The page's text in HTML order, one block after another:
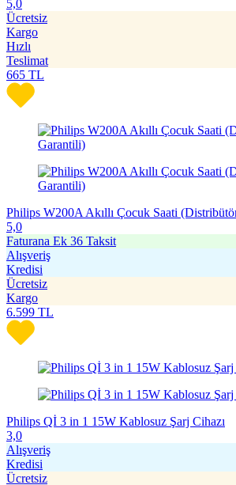
5,0
Ücretsiz
Kargo
Hızlı
Teslimat
665 TL
Philips W200A Akıllı Çocuk Saati
5,0
Faturana Ek 36 Taksit
Alışveriş
Kredisi
Ücretsiz
Kargo
6.599 TL
Philips Qİ 3 in 1 15W Kablosuz Şarj Cihazı
3,0
Alışveriş
Kredisi
Ücretsiz